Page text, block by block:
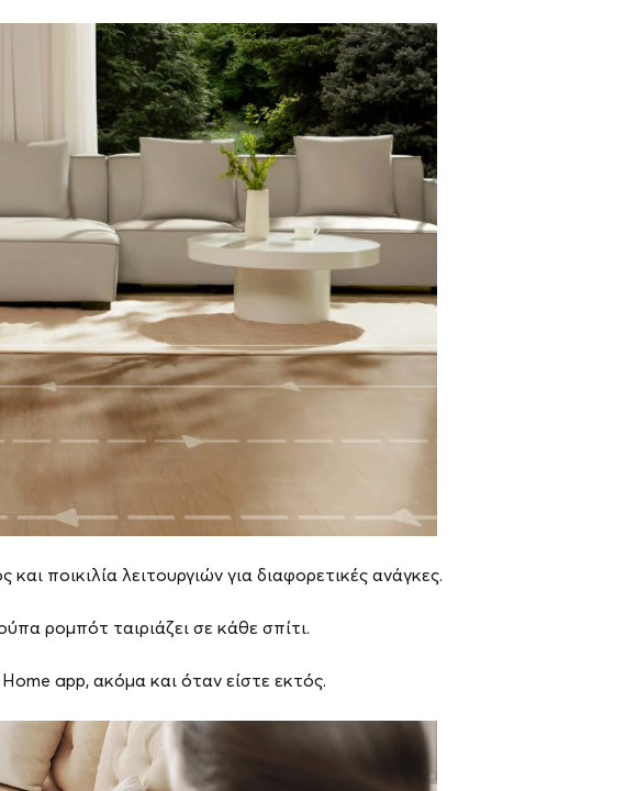
ποικιλία λειτουργιών για διαφορετικές ανάγκες.
ρομπότ ταιριάζει σε κάθε σπίτι.
app, ακόμα και όταν είστε εκτός.